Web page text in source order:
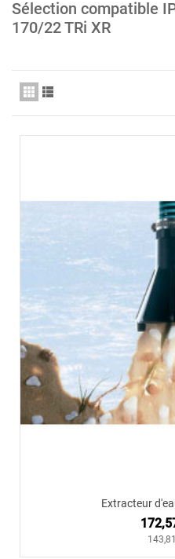
Sélection compatible
170/22 TRi XR
Extracteur